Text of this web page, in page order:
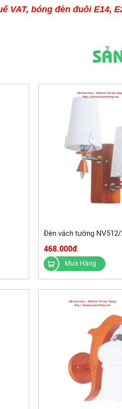
VAT, bóng đèn đuôi E14,
Đèn vách tường
468.000đ
Mua Hàng